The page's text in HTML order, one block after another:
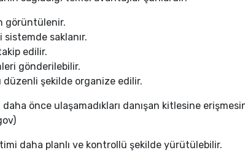
görüntülenir.
sistemde saklanır.
edilir.
gönderilebilir.
düzenli şekilde organize edilir.
önce ulaşamadıkları danışan kitlesine
daha planlı ve kontrollü şekilde yürütülebilir.